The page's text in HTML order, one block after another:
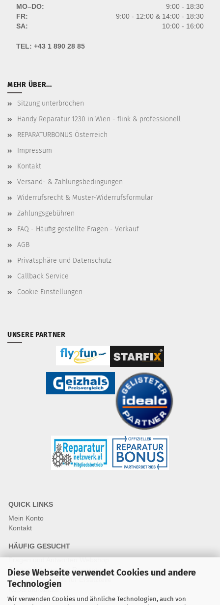
Diese Webseite verwendet Cookies und andere
Technologien
Wir verwenden Cookies und ähnliche Technologien, auch von
MO–DO:
9:00 - 18:30
FR:
9:00 - 12:00 & 14:00 - 18:30
SA:
10:00 - 16:00
TEL: +43 1 890 28 85
MEHR ÜBER...
Sitzung unterbrochen
Handy Reparatur 1230 in Wien - flink & professionell
REPARATURBONUS Österreich
Impressum
Kontakt
Versand- & Zahlungsbedingungen
Widerrufsrecht & Muster-Widerrufsformular
Zahlungsgebühren
FAQ - Häufig gestellte Fragen - Verkauf
AGB
Privatsphäre und Datenschutz
Callback Service
Cookie Einstellungen
UNSERE PARTNER
QUICK LINKS
Mein Konto
Kontakt
HÄUFIG GESUCHT
Fragen und Antworten Webshop
Fragen & Antworten Reparatur
Qualitätsstandards für Ersatzteile
Reparaturablauf